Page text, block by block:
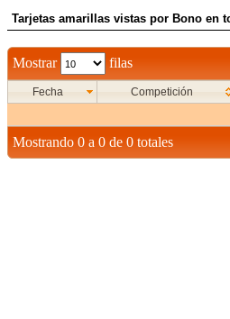
Tarjetas amarillas vistas por Bono en
Mostrar filas
Fecha Competición
Mostrando 0 a 0 de 0 totales